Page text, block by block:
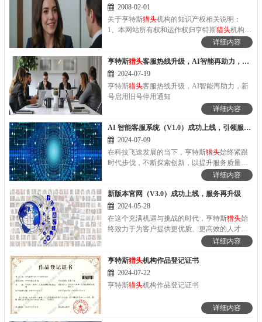
2008-02-01
关于亨特斯猎头机构的知识产权相关说明：
1、本网站所有权和运作权归亨特斯猎头机构所
有；(著作登记号：国作登字-2018-F-
字-2016-F-00123892；商标注册证第28705363
号、第18624358号、第28495481；香港商标编
号303661966及海外全球商标等；计算机软著登
记号：2016SR037564等)，包括但不限于所有内
容和图表受《中华人民共和国著作权法》及相
关法律法规，和中国加入的所有知识产权方面
的国际条约的保护。亨特斯猎头机构对网站及
内容享有完整的知识产权的所有权，未经其允
许，不得以任何形式复制和采用。
详细内容
亨特斯猎头客服热线升级，AI智能再助力，新号启用旧号停用通知
2024-07-19
亨特斯猎头客服热线升级，AI智能再助力，新
号启用旧号停用通知
详细内容
AI 智能客服系统（V1.0）成功上线，引领服务新篇章
2024-07-09
在科技飞速发展的当下，亨特斯猎头始终紧跟
时代步伐，不断探索创新，以提升服务质量和
效率。近日，我们自豪地宣布，亨特斯猎头 AI
前所未有的便捷体验。
详细内容
新版本官网（V3.0）成功上线，服务再升级
2024-05-28
在这个充满机遇与挑战的时代，亨特斯猎头始
终致力于为客户提供更优质、更高效的人才服
务。今日，我们满怀欣喜地宣布，亨特斯猎头
线，在原有官网（https://www.hunters.hk/）继续
保留服务的基础上，为广大客户和人才带来全
新的体验和更多的价值。
详细内容
亨特斯猎头机构作品登记证书
2024-07-22
亨特斯猎头机构作品登记证书
详细内容